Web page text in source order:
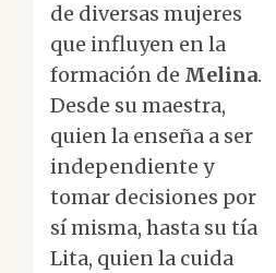
de diversas mujeres
que influyen en la
formación de Melina.
Desde su maestra,
quien la enseña a ser
independiente y
tomar decisiones por
sí misma, hasta su tía
Lita, quien la cuida